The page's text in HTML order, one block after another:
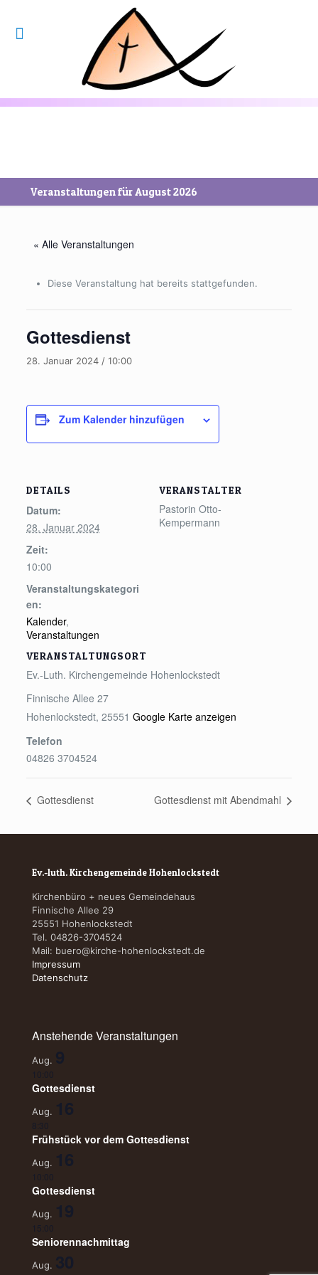
Veranstaltungen für August 2026
« Alle Veranstaltungen
Diese Veranstaltung hat bereits stattgefunden.
Gottesdienst
28. Januar 2024 / 10:00
Zum Kalender hinzufügen
DETAILS
Datum:
28. Januar 2024
Zeit:
10:00
Veranstaltungskategori
en:
Kalender,
Veranstaltungen
VERANSTALTUNGSORT
Ev.-Luth. Kirchengemeinde Hohenlockstedt
Finnische Allee 27
Hohenlockstedt, 25551 Google Karte anzeigen
Telefon
04826 3704524
VERANSTALTER
Pastorin Otto-
Kempermann
Gottesdienst Gottesdienst mit Abendmahl
Ev.-luth. Kirchengemeinde Hohenlockstedt
Kirchenbüro + neues Gemeindehaus
Finnische Allee 29
25551 Hohenlockstedt
Tel. 04826-3704524
Mail: buero@kirche-hohenlockstedt.de
Impressum
Datenschutz
Anstehende Veranstaltungen
Aug. 9
10:00
Gottesdienst
Aug. 16
8:30
Frühstück vor dem Gottesdienst
Aug. 16
10:00
Gottesdienst
Aug. 19
15:00
Seniorennachmittag
Aug. 30